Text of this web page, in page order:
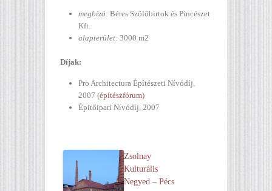
megbízó: Béres Szölőbirtok és Pincészet
Kft.
alapterület: 3000 m2
Díjak:
Pro Architectura Építészeti Nívódíj,
2007 (építészfórum)
Építőipari Nívódíj, 2007
Zsolnay
Kulturális
Negyed – Pécs